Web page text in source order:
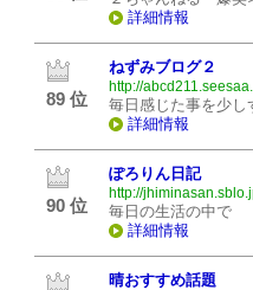
詳細情報
89 位
ねずみブログ２
http://
毎日感じた事を少し
詳細情報
90 位
ぽろりん日記
http://
毎日の生活の中で
詳細情報
晴おすすめ話題